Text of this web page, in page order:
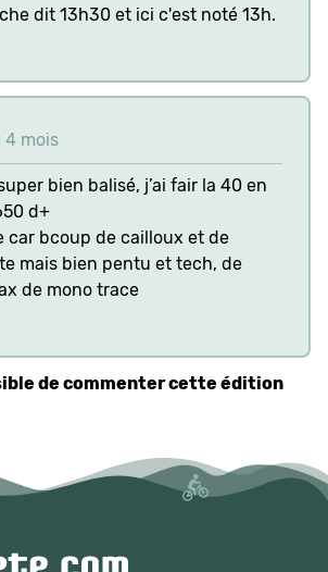
dit 13h30 et ici c'est noté 13h.
4 mois
bien balisé, j’ai fair la 40 en
d+
car bcoup de cailloux et de
mais bien pentu et tech, de
de mono trace
de commenter cette édition